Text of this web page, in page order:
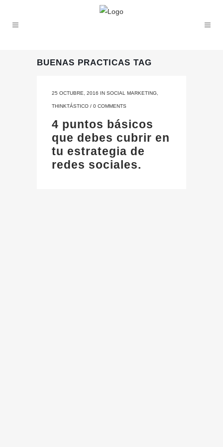
BUENAS PRACTICAS TAG
25 OCTUBRE, 2016 IN SOCIAL MARKETING
THINKTÁSTICO / 0 COMMENTS
4 puntos básicos
que debes cubrir en
tu estrategia de
redes sociales.